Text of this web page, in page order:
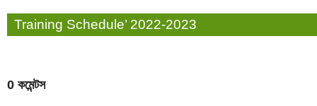
Training Schedule’ 2022-2023
0 কমেন্টস